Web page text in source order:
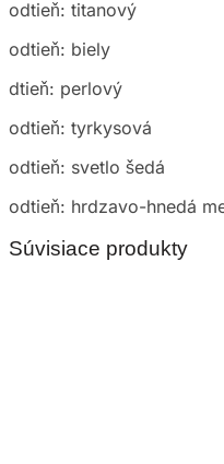
odtieň: titanový
odtieň: biely
dtieň: perlový
odtieň: tyrkysová
odtieň: svetlo šedá
odtieň: hrdzavo-hnedá
Súvisiace produkty